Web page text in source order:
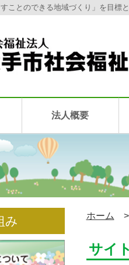
ことのできる地域づくり」を目標
法人概要
ホーム >
サイ
み